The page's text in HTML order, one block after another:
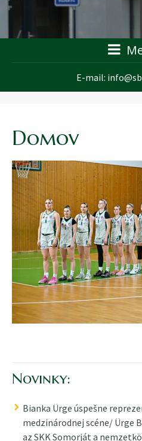
E-mail:
Domov
Novinky:
Bianka Ürge úspešne
medzinárodnej scéne/ Ürge
az SKK Somorját a